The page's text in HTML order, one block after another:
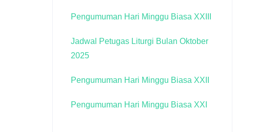
Pengumuman Hari Minggu Biasa XXIII
Jadwal Petugas Liturgi Bulan Oktober
2025
Pengumuman Hari Minggu Biasa XXII
Pengumuman Hari Minggu Biasa XXI